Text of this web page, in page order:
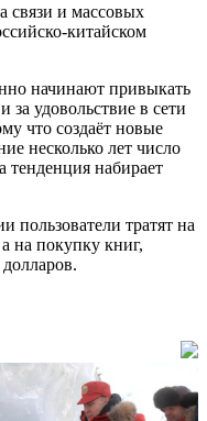
связи и массовых
китайском
начинают привыкать
за удовольствие в сети
что создаёт новые
несколько лет число
тенденция набирает
пользователи тратят на
на покупку книг,